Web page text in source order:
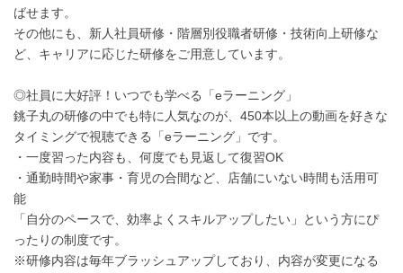
ばせます。
その他にも、新人社員研修・階層別役職者研修・技術向上研修な
ど、キャリアに応じた研修をご用意しています。
◎社員に大好評！いつでも学べる「eラーニング」
銚子丸の研修の中でも特に人気なのが、450本以上の動画を好きな
タイミングで視聴できる「eラーニング」です。
・一度習った内容も、何度でも見返して復習OK
・通勤時間や家事・育児の合間など、店舗にいない時間も活用可
能
「自分のペースで、効率よくスキルアップしたい」という方にぴ
ったりの制度です。
※研修内容は毎年ブラッシュアップしており、内容が変更になる